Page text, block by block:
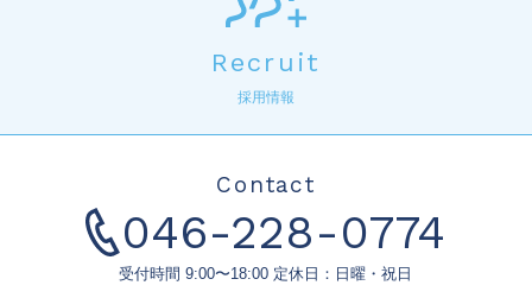
Recruit
採用情報
Contact
046-228-0774
受付時間 9:00〜18:00 定休日：日曜・祝日